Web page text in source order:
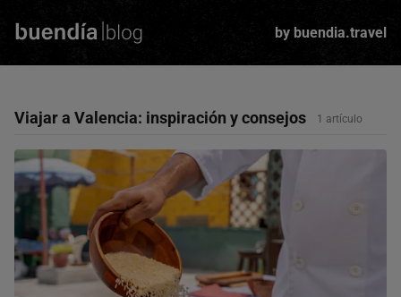
by buendia.travel
Viajar a Valencia: inspiración y consejos 1 artículo